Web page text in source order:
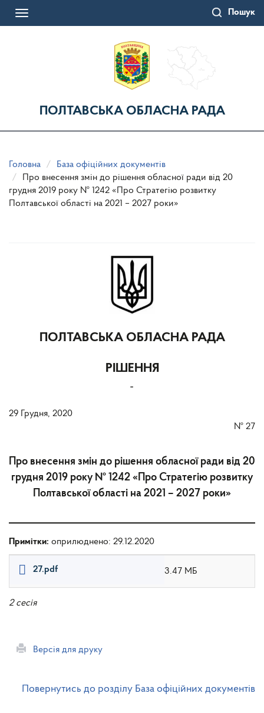
Пошук
Toggle
ПОЛТАВСЬКА ОБЛАСНА РАДА
Головна
База офіційних документів
Про внесення змін до рішення обласної ради від 20
грудня 2019 року № 1242 «Про Стратегію розвитку
Полтавської області на 2021 – 2027 роки»
ПОЛТАВСЬКА ОБЛАСНА РАДА
РІШЕННЯ
-
29 Грудня, 2020
№ 27
Про внесення змін до рішення обласної ради від 20
грудня 2019 року № 1242 «Про Стратегію розвитку
Полтавської області на 2021 – 2027 роки»
Примітки: оприлюднено: 29.12.2020
27.pdf 3.47 МБ
2 сесія
Версія для друку
Повернутись до розділу База офіційних документів